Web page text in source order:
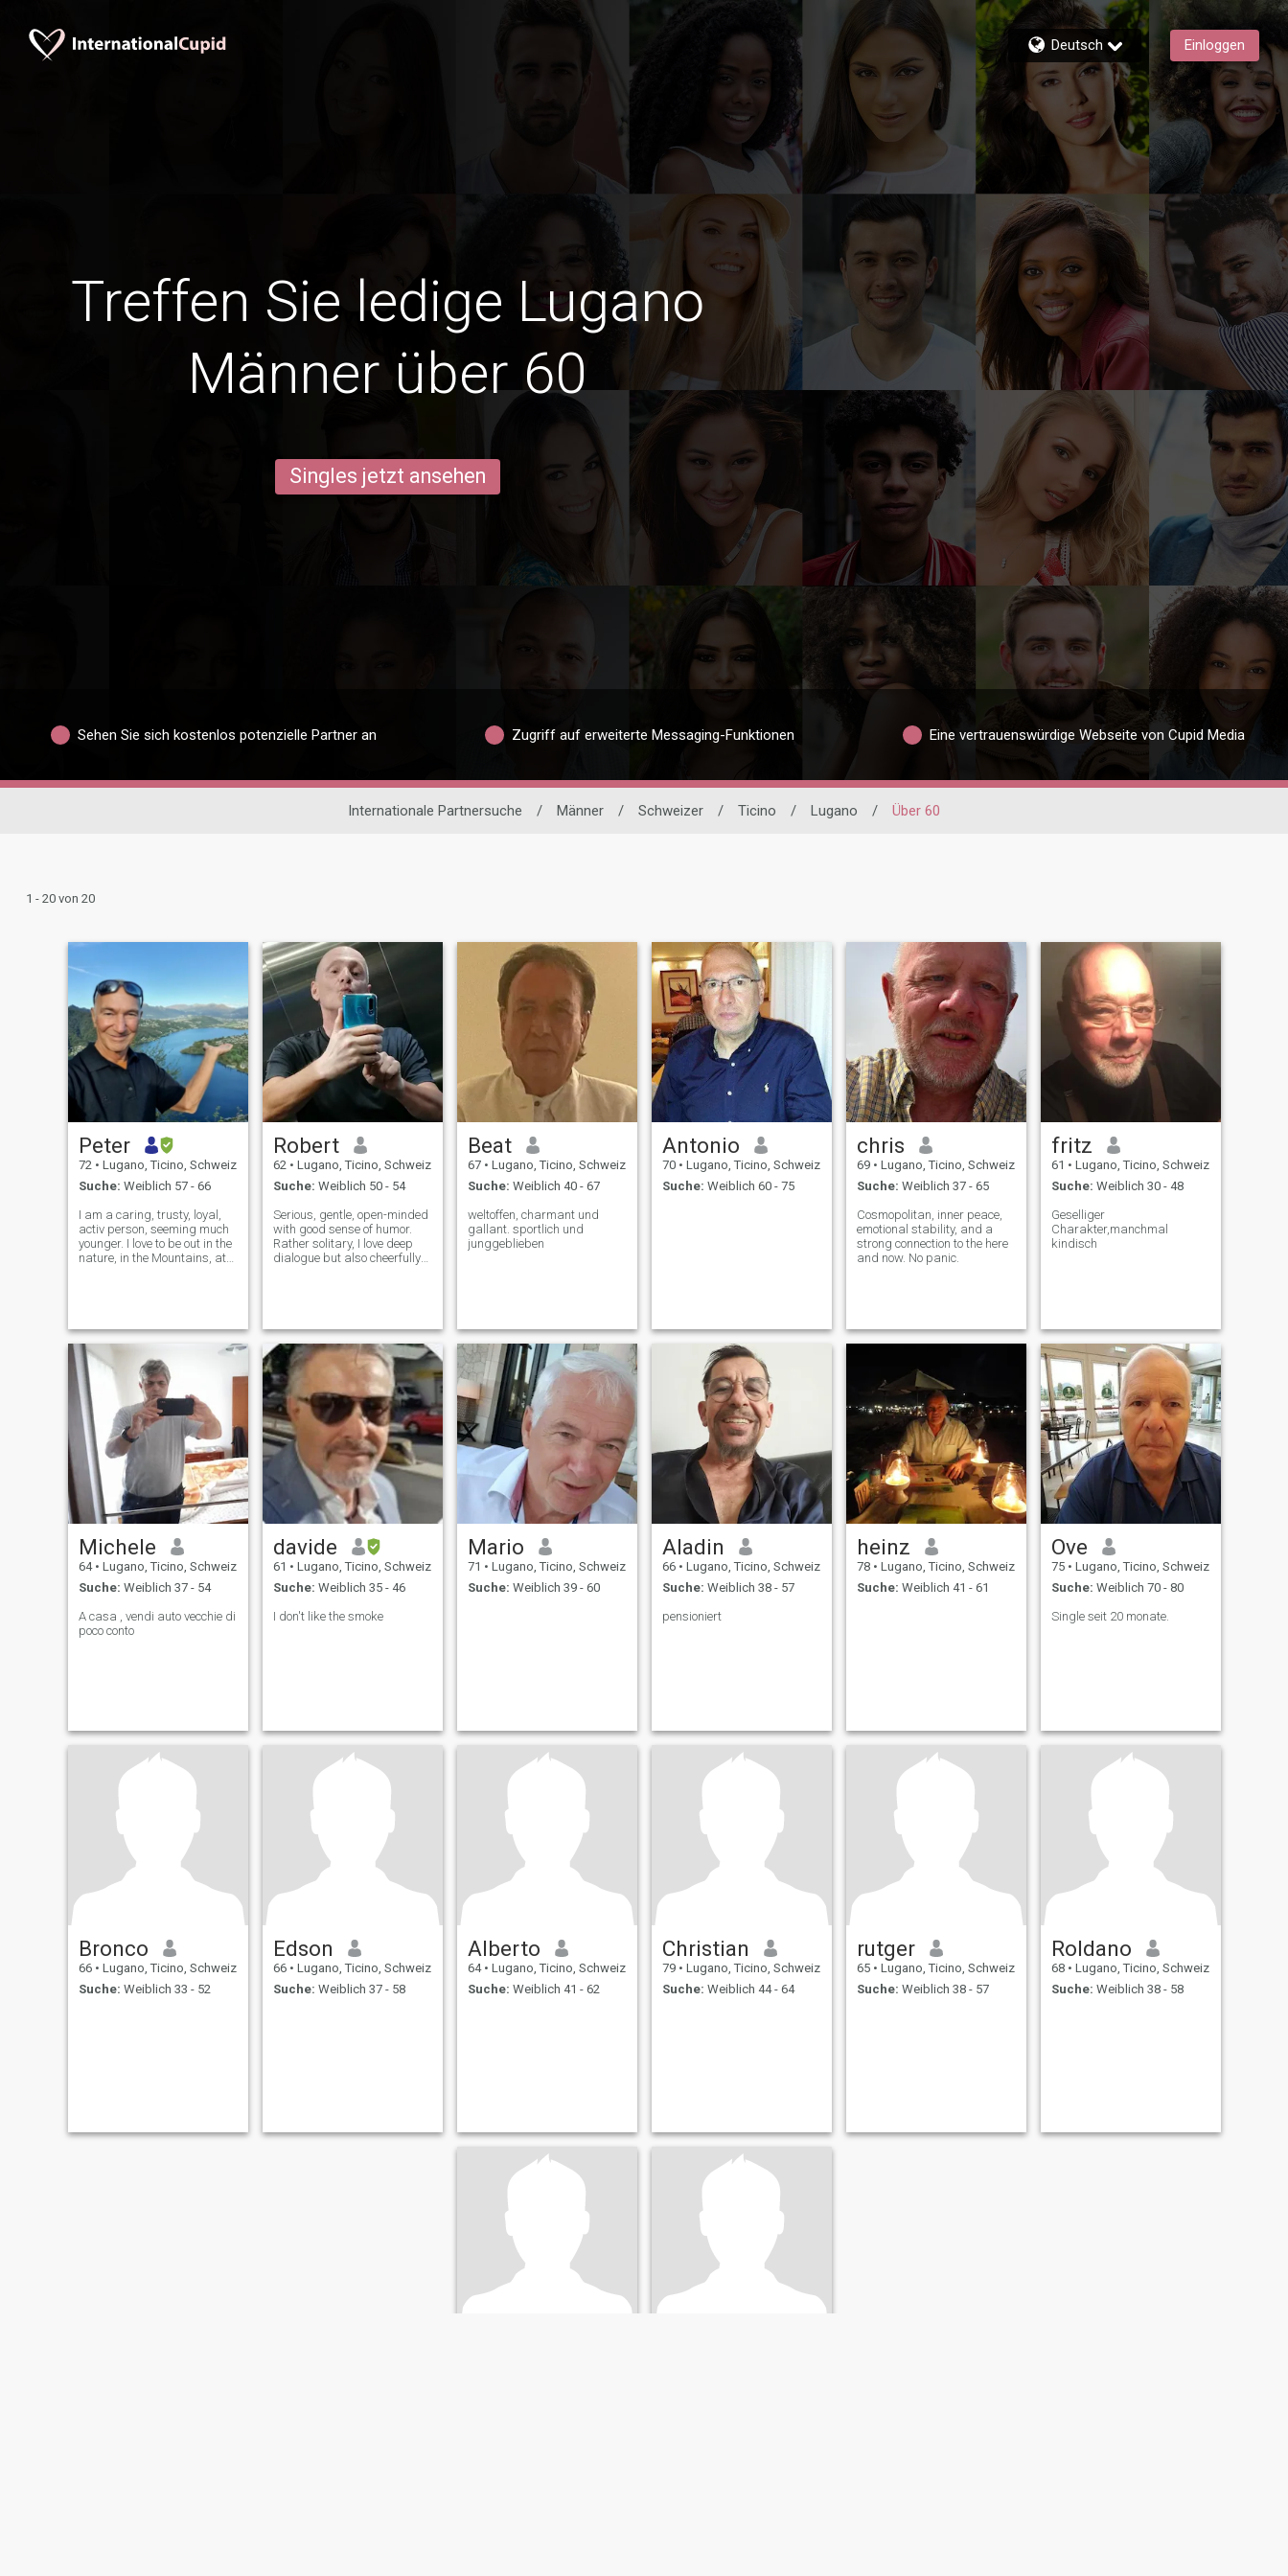
Deutsch Einloggen
Treffen Sie ledige Lugano
Männer über 60
Singles jetzt ansehen
Sehen Sie sich kostenlos potenzielle Partner an Zugriff auf erweiterte Messaging-Funktionen Eine vertrauenswürdige Webseite von Cupid Media
Internationale Partnersuche / Männer / Schweizer / Ticino / Lugano / Über 60
1 - 20 von 20
Peter
72 • Lugano, Ticino, Schweiz
Suche: Weiblich 57 - 66
I am a caring, trusty, loyal,
activ person, seeming much
younger. I love to be out in the
nature, in the Mountains, at
enjoy a nice e
Robert
62 • Lugano, Ticino, Schweiz
Suche: Weiblich 50 - 54
Serious, gentle, open-minded
with good sense of humor.
Rather solitary, I love deep
dialogue but also cheerfully
the surrounding area of
Beat
67 • Lugano, Ticino, Schweiz
Suche: Weiblich 40 - 67
weltoffen, charmant und
gallant. sportlich und
junggeblieben
Antonio
70 • Lugano, Ticino, Schweiz
Suche: Weiblich 60 - 75
chris
69 • Lugano, Ticino, Schweiz
Suche: Weiblich 37 - 65
Cosmopolitan, inner peace,
emotional stability, and a
strong connection to the here
and now. No panic.
fritz
61 • Lugano, Ticino, Schweiz
Suche: Weiblich 30 - 48
Geselliger
Charakter,manchmal
kindisch
Michele
64 • Lugano, Ticino, Schweiz
Suche: Weiblich 37 - 54
A casa , vendi auto vecchie di
poco conto
davide
61 • Lugano, Ticino, Schweiz
Suche: Weiblich 35 - 46
I don't like the smoke
Mario
71 • Lugano, Ticino, Schweiz
Suche: Weiblich 39 - 60
Aladin
66 • Lugano, Ticino, Schweiz
Suche: Weiblich 38 - 57
pensioniert
heinz
78 • Lugano, Ticino, Schweiz
Suche: Weiblich 41 - 61
Ove
75 • Lugano, Ticino, Schweiz
Suche: Weiblich 70 - 80
Single seit 20 monate.
Bronco
66 • Lugano, Ticino, Schweiz
Suche: Weiblich 33 - 52
Edson
66 • Lugano, Ticino, Schweiz
Suche: Weiblich 37 - 58
Alberto
64 • Lugano, Ticino, Schweiz
Suche: Weiblich 41 - 62
Christian
79 • Lugano, Ticino, Schweiz
Suche: Weiblich 44 - 64
rutger
65 • Lugano, Ticino, Schweiz
Suche: Weiblich 38 - 57
Roldano
68 • Lugano, Ticino, Schweiz
Suche: Weiblich 38 - 58